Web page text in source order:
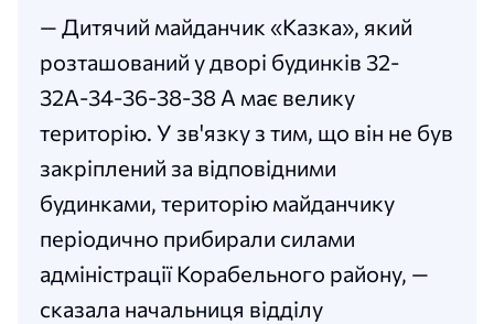
— Дитячий майданчик «Казка», який
розташований у дворі будинків 32-
32А-34-36-38-38 А має велику
територію. У зв'язку з тим, що він не був
закріплений за відповідними
будинками, територію майданчику
періодично прибирали силами
адміністрації Корабельного району, —
сказала начальниця відділу